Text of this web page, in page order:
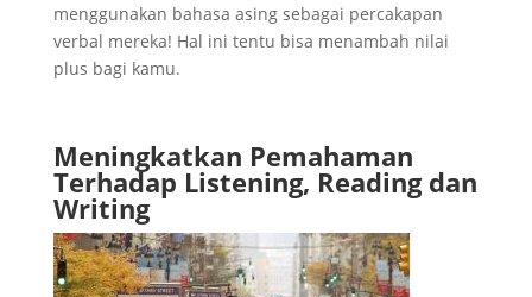
menggunakan bahasa asing sebagai percakapan
verbal mereka! Hal ini tentu bisa menambah nilai
plus bagi kamu.
Meningkatkan Pemahaman
Terhadap Listening, Reading dan
Writing